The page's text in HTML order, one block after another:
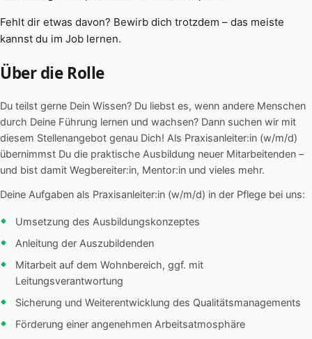
Fehlt dir etwas davon? Bewirb dich trotzdem – das meiste
kannst du im Job lernen.
Über die Rolle
Du teilst gerne Dein Wissen? Du liebst es, wenn andere Menschen
durch Deine Führung lernen und wachsen? Dann suchen wir mit
diesem Stellenangebot genau Dich! Als Praxisanleiter:in (w/m/d)
übernimmst Du die praktische Ausbildung neuer Mitarbeitenden –
und bist damit Wegbereiter:in, Mentor:in und vieles mehr.
Deine Aufgaben als Praxisanleiter:in (w/m/d) in der Pflege bei uns:
Umsetzung des Ausbildungskonzeptes
Anleitung der Auszubildenden
Mitarbeit auf dem Wohnbereich, ggf. mit
Leitungsverantwortung
Sicherung und Weiterentwicklung des Qualitätsmanagements
Förderung einer angenehmen Arbeitsatmosphäre